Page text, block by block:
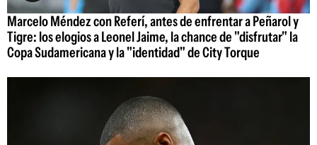
Marcelo Méndez con Referí, antes de enfrentar a Peñarol y
Tigre: los elogios a Leonel Jaime, la chance de "disfrutar" la
Copa Sudamericana y la "identidad" de City Torque